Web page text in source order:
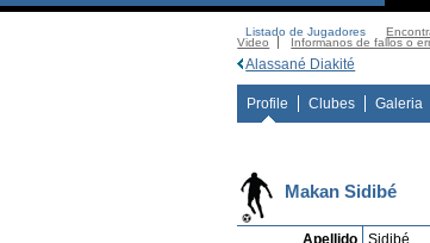
Listado de Jugadores
Video
Informanos de fallos o
Alassané Diakité
Profile Clubes Galeria
Makan Sidibé
Apellido
Sidibé